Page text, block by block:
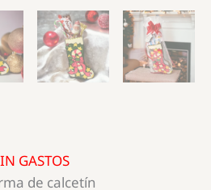
GASTOS
de calcetín